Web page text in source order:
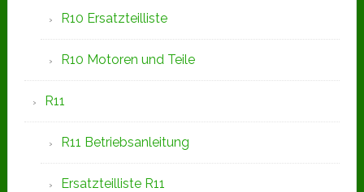
R10 Ersatzteilliste
R10 Motoren und Teile
R11
R11 Betriebsanleitung
Ersatzteilliste R11